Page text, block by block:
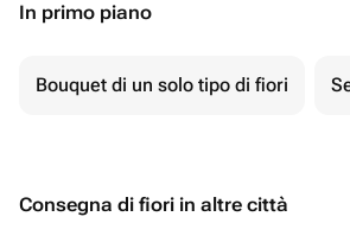
In primo piano
Bouquet di un solo tipo di fiori
Consegna di fiori in altre città